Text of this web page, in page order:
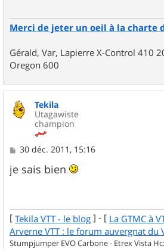
Merci de jeter un oeil à la charte
Gérald, Var, Lapierre X-Control 410
Oregon 600
Tekila
Utagawiste
champion
M
s
s
30 déc. 2011, 15:16
je sais bien
[ Tekila VTT - le blog ] - [ La GTMC à
Arverne VTT : le forum auvergnat du
Stumpjumper EVO Carbone - Etrex Vista